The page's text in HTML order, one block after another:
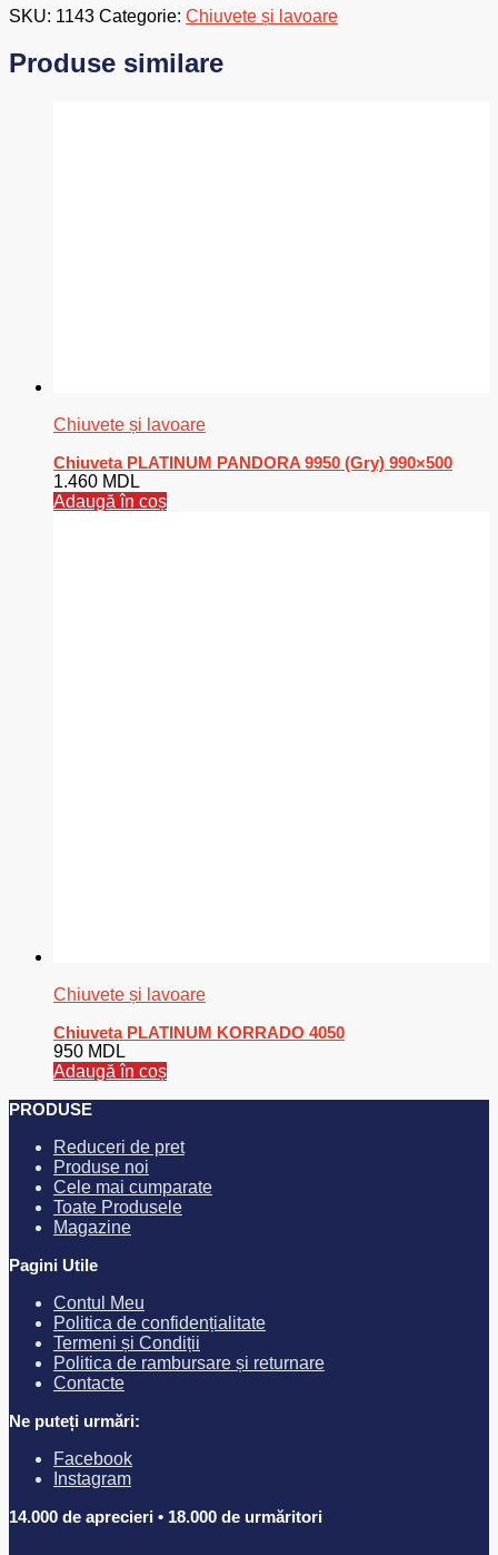
SKU: 1143 Categorie: Chiuvete și lavoare
Produse similare
Chiuvete și lavoare
Chiuveta PLATINUM PANDORA 9950 (Gry) 990×500
1.460 MDL
Adaugă în coș
Chiuvete și lavoare
Chiuveta PLATINUM KORRADO 4050
950 MDL
Adaugă în coș
PRODUSE
Reduceri de pret
Produse noi
Cele mai cumparate
Toate Produsele
Magazine
Pagini Utile
Contul Meu
Politica de confidențialitate
Termeni și Condiții
Politica de rambursare și returnare
Contacte
Ne puteți urmări:
Facebook
Instagram
14.000 de aprecieri • 18.000 de urmăritori